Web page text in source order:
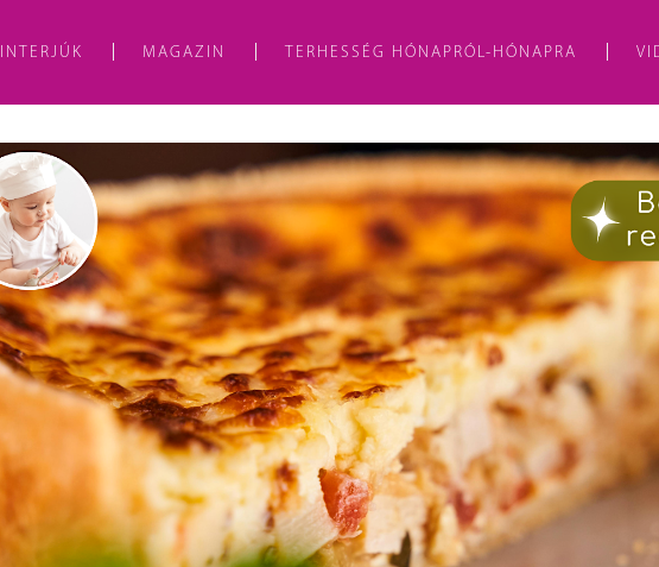
INTERJÚK MAGAZIN TERHESSÉG HÓNAPRÓL-HÓNAPRA